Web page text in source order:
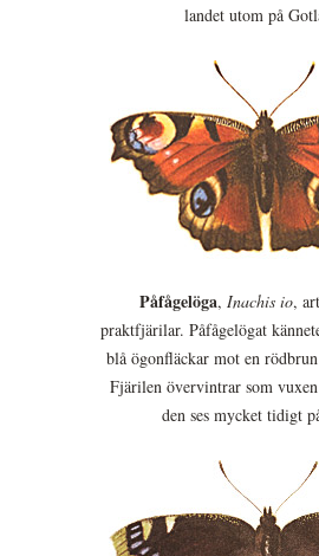
landet utom på
Påfågelöga, Inachis io,
praktfjärilar. Påfågelögat
blå ögonfläckar mot en
Fjärilen övervintrar som
den ses mycket tidigt